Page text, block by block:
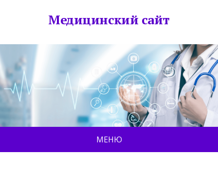
Медицинский сайт
МЕНЮ